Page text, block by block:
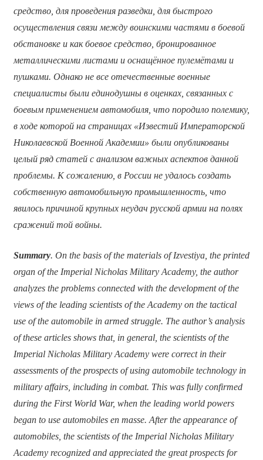
средство, для проведения разведки, для быстрого
осуществления связи между воинскими частями в боевой
обстановке и как боевое средство, бронированное
металлическими листами и оснащённое пулемётами и
пушками. Однако не все отечественные военные
специалисты были единодушны в оценках, связанных с
боевым применением автомобиля, что породило полемику,
в ходе которой на страницах «Известий Императорской
Николаевской Военной Академии» были опубликованы
целый ряд статей с анализом важных аспектов данной
проблемы. К сожалению, в России не удалось создать
собственную автомобильную промышленность, что
явилось причиной крупных неудач русской армии на полях
сражений той войны.
Summary. On the basis of the materials of Izvestiya, the printed
organ of the Imperial Nicholas Military Academy, the author
analyzes the problems connected with the development of the
views of the leading scientists of the Academy on the tactical
use of the automobile in armed struggle. The author’s analysis
of these articles shows that, in general, the scientists of the
Imperial Nicholas Military Academy were correct in their
assessments of the prospects of using automobile technology in
military affairs, including in combat. This was fully confirmed
during the First World War, when the leading world powers
began to use automobiles en masse. After the appearance of
automobiles, the scientists of the Imperial Nicholas Military
Academy recognized and appreciated the great prospects for